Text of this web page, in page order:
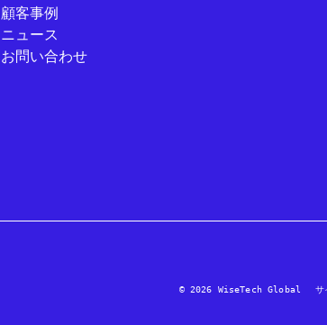
顧客事例
ニュース
お問い合わせ
© 2026 WiseTech Global サ